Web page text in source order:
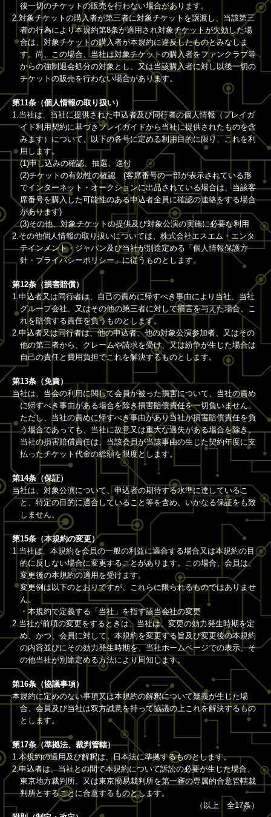
後一切のチケットの販売を行わない場合があります。
2.対象チケットの購入者が第三者に対象チケットを譲渡し、当該第三
者の行為により本規約第8条が適用され対象チケットが失効した場
合は、対象チケットの購入者が本規約に違反したものとみなしま
す。尚、この場合、当社は対象チケットの購入者をファンクラブ等
からの強制退会処分の対象とし、又は当該購入者に対し以後一切の
チケットの販売を行わない場合があります。
第11条（個人情報の取り扱い）
1.当社は、当社に提供された申込者及び同行者の個人情報（プレイガ
イド利用契約に基づきプレイガイドから当社に提供されたものを含
みます）について、以下の各号に定める利用目的に限り、これを利
用します。
(1)申し込みの確認、抽選、送付
(2)チケットの有効性の確認 (客席番号の一部が表示されている形
でインターネット・オークションに出品されている場合は、当該客
席番号を購入した可能性のある申込者全員に確認の連絡をする場合
があります)
(3)その他、対象チケットの提供及び対象公演の実施に必要な利用
2.その他個人情報の取り扱いについては、株式会社エスエム・エンタ
テインメント・ジャパン及び当社が別途定める「個人情報保護方
針・プライバシーポリシー」に従うものとします。
第12条（損害賠償）
1.申込者又は同行者は、自己の責めに帰すべき事由により当社、当社
グループ会社、又はその他の第三者に対して損害を与えた場合、こ
れを賠償する責任を負うものとします。
2.申込者又は同行者は、他の申込者、他の対象公演参加者、又はその
他の第三者から、クレームや請求を受け、又は紛争が生じた場合は
自己の責任と費用負担でこれを解決するものとします。
第13条（免責）
当社は、当会の利用に関して会員が被った損害について、当社の責め
に帰すべき事由がある場合を除き損害賠償責任を一切負いません。
ただし、当社の責めに帰すべき事由があり当社が損害賠償責任を負
う場合であっても、当社に故意又は重大な過失がある場合を除き、
当社の損害賠償責任は、当該会員が当該事由の生じた契約年度に支
払ったチケット代金の総額を限度とします。
第14条（保証）
当社は、対象公演について、申込者の期待する水準に達しているこ
と、特定の目的に適合していること等を含め、いかなる保証をも致
しません。
第15条（本規約の変更）
1.当社は、本規約を会員の一般の利益に適合する場合又は本規約の目
的に反しない場合に変更することがあります。この場合、会員は、
変更後の本規約の適用を受けます。
変更例は以下のとおりですが、これらに限られるものではありませ
ん。
・本規約で定義する「当社」を指す該当会社の変更
2.当社が前項の変更をするときは、当社は、変更の効力発生時期を定
め、かつ、会員に対して、本規約を変更する旨及び変更後の本規約
の内容並びにその効力発生時期を、当社ホームページでの表示、そ
の他当社が別途定める方法により周知します。
第16条（協議事項）
本規約に定めのない事項又は本規約の解釈について疑義が生じた場
合、会員及び当社は双方誠意を持って協議の上これを解決するもの
とします。
第17条（準拠法、裁判管轄）
1.本規約の適用及び解釈は、日本法に準拠するものとします。
2.申込者は、当社との間で本規約について訴訟の必要が生じた場合、
東京地方裁判所、又は東京簡易裁判所を第一審の専属的合意管轄裁
判所とすることに合意するものとします。
（以上 全17条）